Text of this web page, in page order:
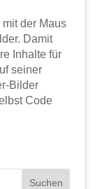
der Maus
Damit
Inhalte für
seiner
Bilder
Code